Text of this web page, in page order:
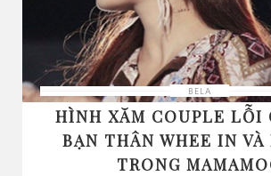
BELA
HÌNH XĂM COUPLE LỖI
BẠN THÂN WHEE IN VÀ
TRONG